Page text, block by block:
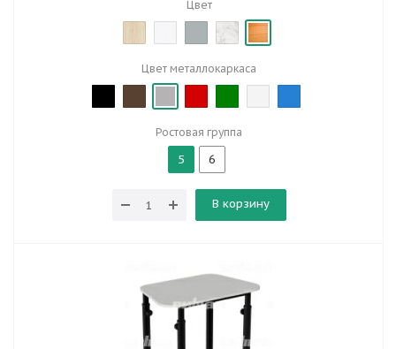
Цвет
Цвет металлокаркаса
Ростовая группа
5 6
В корзину